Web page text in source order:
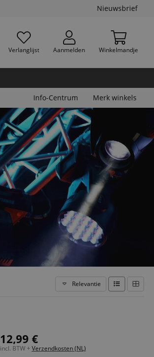
Nieuwsbrief
Verlanglijst Aanmelden Winkelmandje
Info-Centrum Merk winkels
Relevantie
12,99 €
incl. BTW + Verzendkosten (NL)